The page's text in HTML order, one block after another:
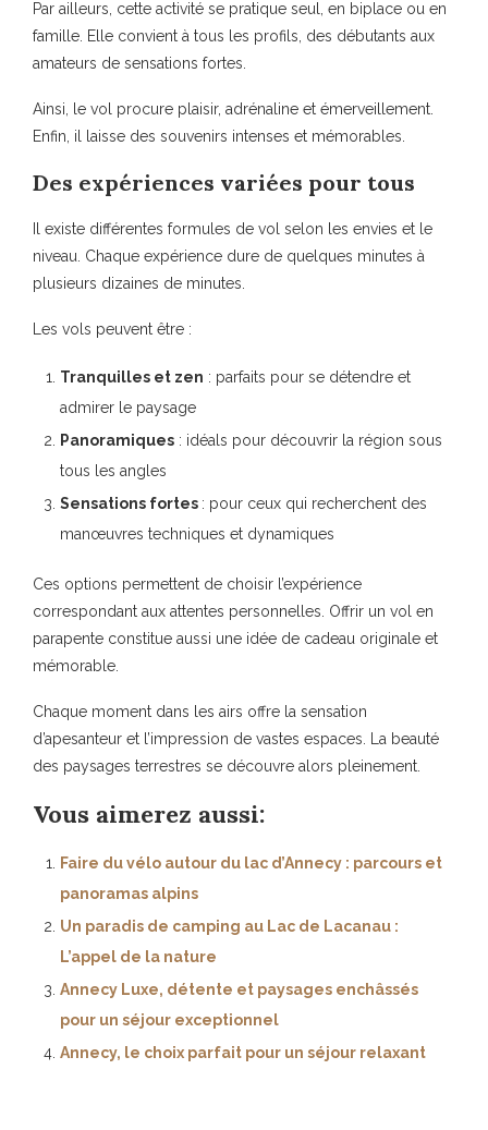
Par ailleurs, cette activité se pratique seul, en biplace ou en
famille. Elle convient à tous les profils, des débutants aux
amateurs de sensations fortes.
Ainsi, le vol procure plaisir, adrénaline et émerveillement.
Enfin, il laisse des souvenirs intenses et mémorables.
Des expériences variées pour tous
Il existe différentes formules de vol selon les envies et le
niveau. Chaque expérience dure de quelques minutes à
plusieurs dizaines de minutes.
Les vols peuvent être :
Tranquilles et zen : parfaits pour se détendre et
admirer le paysage
Panoramiques : idéals pour découvrir la région sous
tous les angles
Sensations fortes : pour ceux qui recherchent des
manœuvres techniques et dynamiques
Ces options permettent de choisir l’expérience
correspondant aux attentes personnelles. Offrir un vol en
parapente constitue aussi une idée de cadeau originale et
mémorable.
Chaque moment dans les airs offre la sensation
d’apesanteur et l’impression de vastes espaces. La beauté
des paysages terrestres se découvre alors pleinement.
Vous aimerez aussi:
Faire du vélo autour du lac d’Annecy : parcours et
panoramas alpins
Un paradis de camping au Lac de Lacanau :
L’appel de la nature
Annecy Luxe, détente et paysages enchâssés
pour un séjour exceptionnel
Annecy, le choix parfait pour un séjour relaxant